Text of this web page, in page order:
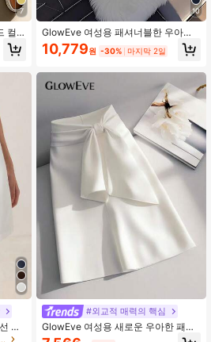
워
워
7
컬
우,
행사
포
주
에서 주름 개선 여성 하의
10
GlowEve 여성용 패셔너블한 우아한
미니멀리스트 장식 버튼 A라인 실용적
인 포켓 솔리드 컬러 반바지, 봄/여름
10,779원 -30% 마지막 2일
#외교적 매력의 핵심
GlowEve 여성용 새로운 우아한 패션
디자인 허리선 잡은 A라인 스커트